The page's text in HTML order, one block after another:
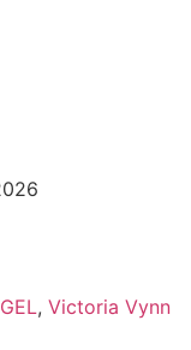
, Victoria Vynn